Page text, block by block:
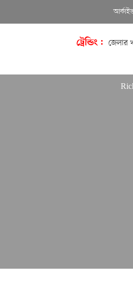
ট্রেন্ডিং : জেলার
Richard